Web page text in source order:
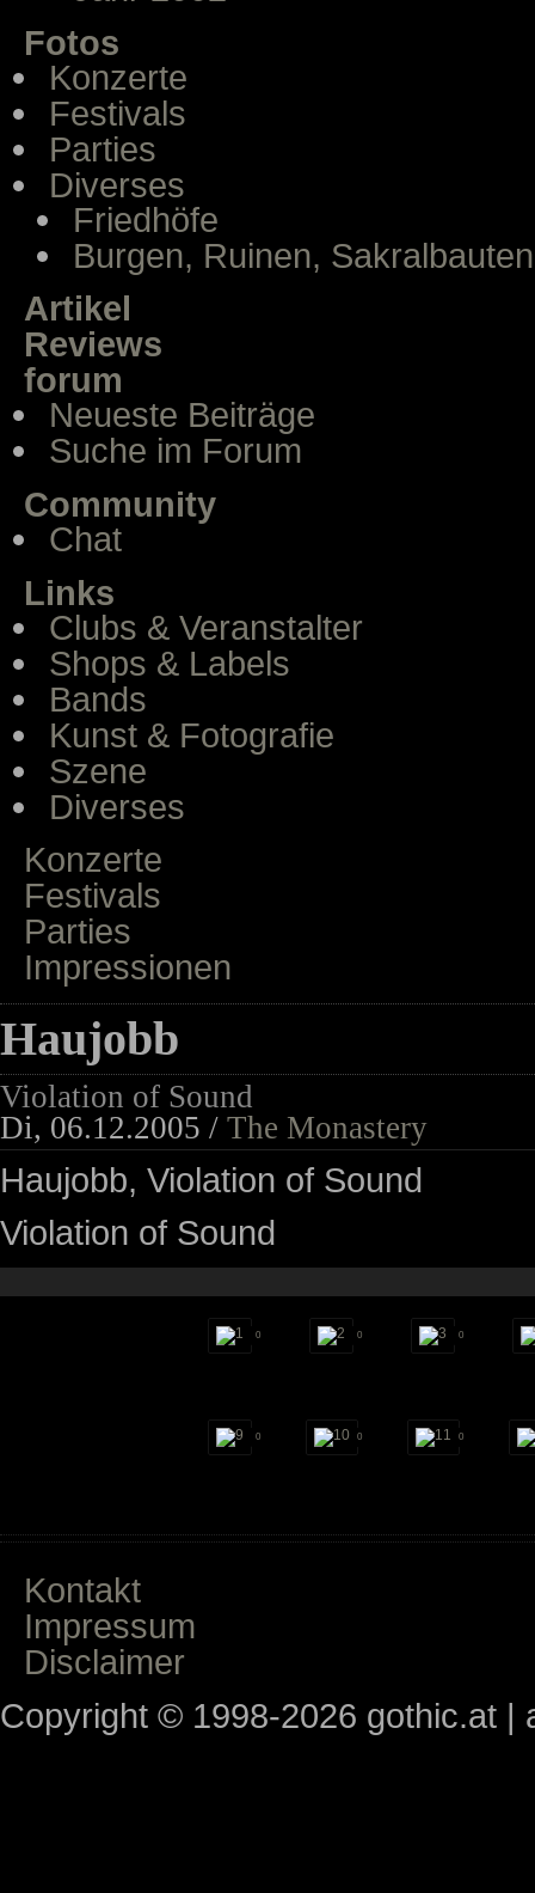
Fotos
Konzerte
Festivals
Parties
Diverses
Friedhöfe
Burgen, Ruinen, Sakralbauten
Artikel
Reviews
forum
Neueste Beiträge
Suche im Forum
Community
Chat
Links
Clubs & Veranstalter
Shops & Labels
Bands
Kunst & Fotografie
Szene
Diverses
Konzerte
Festivals
Parties
Impressionen
Haujobb
Violation of Sound
Di, 06.12.2005 / The Monastery
Haujobb, Violation of Sound
Violation of Sound
0 0 0
0 0 0
Kontakt
Impressum
Disclaimer
Copyright © 1998-2026 gothic.at |